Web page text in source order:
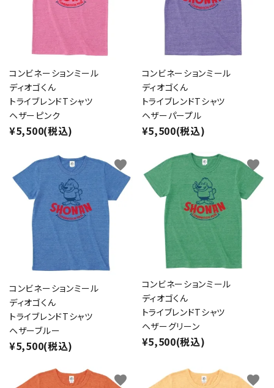
コンビネーションミール
ディオゴくん
トライブレンドTシャツ
ヘザーピンク
¥5,500(税込)
コンビネーションミール
ディオゴくん
トライブレンドTシャツ
ヘザーパープル
¥5,500(税込)
コンビネーションミール
ディオゴくん
トライブレンドTシャツ
ヘザーブルー
¥5,500(税込)
favorite
コンビネーションミール
ディオゴくん
トライブレンドTシャツ
ヘザーグリーン
¥5,500(税込)
favorite
favorite favorite